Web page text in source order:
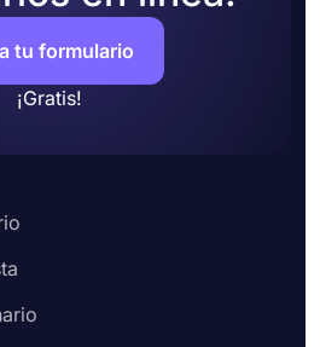
tu formulario
¡Gratis!